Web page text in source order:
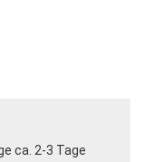
ca. 2-3 Tage